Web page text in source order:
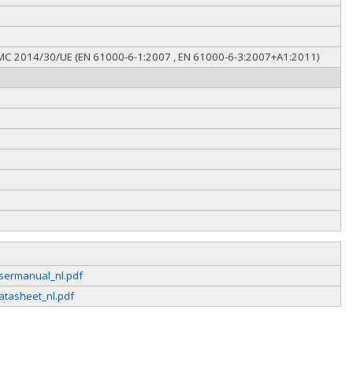
2014/30/UE (EN 61000-6-1:2007 , EN 61000-6-3:2007+A1:2011)